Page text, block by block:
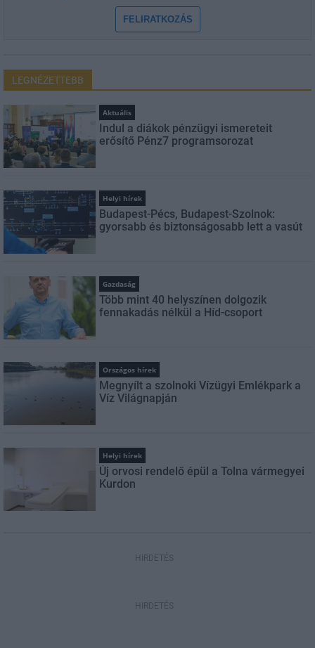
FELIRATKOZÁS
LEGNÉZETTEBB
Aktuális
Indul a diákok pénzügyi ismereteit
erősítő Pénz7 programsorozat
Helyi hírek
Budapest-Pécs, Budapest-Szolnok:
gyorsabb és biztonságosabb lett a vasút
Gazdaság
Több mint 40 helyszínen dolgozik
fennakadás nélkül a Híd-csoport
Országos hírek
Megnyílt a szolnoki Vízügyi Emlékpark a
Víz Világnapján
Helyi hírek
Új orvosi rendelő épül a Tolna vármegyei
Kurdon
HIRDETÉS
HIRDETÉS